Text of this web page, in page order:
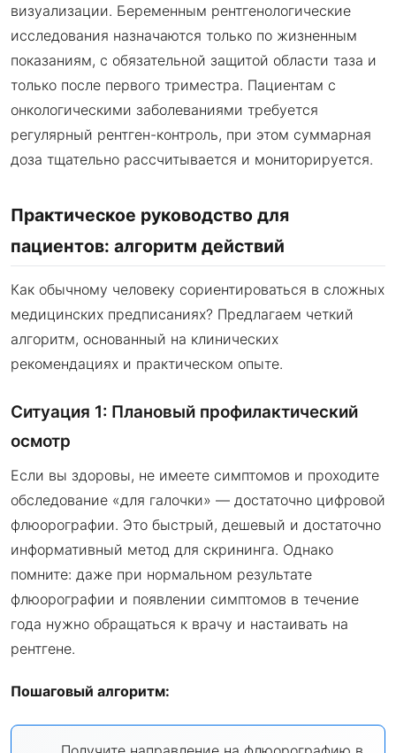
визуализации. Беременным рентгенологические
исследования назначаются только по жизненным
показаниям, с обязательной защитой области таза и
только после первого триместра. Пациентам с
онкологическими заболеваниями требуется
регулярный рентген-контроль, при этом суммарная
доза тщательно рассчитывается и мониторируется.
Практическое руководство для
пациентов: алгоритм действий
Как обычному человеку сориентироваться в сложных
медицинских предписаниях? Предлагаем четкий
алгоритм, основанный на клинических
рекомендациях и практическом опыте.
Ситуация 1: Плановый профилактический
осмотр
Если вы здоровы, не имеете симптомов и проходите
обследование «для галочки» — достаточно цифровой
флюорографии. Это быстрый, дешевый и достаточно
информативный метод для скрининга. Однако
помните: даже при нормальном результате
флюорографии и появлении симптомов в течение
года нужно обращаться к врачу и настаивать на
рентгене.
Пошаговый алгоритм: